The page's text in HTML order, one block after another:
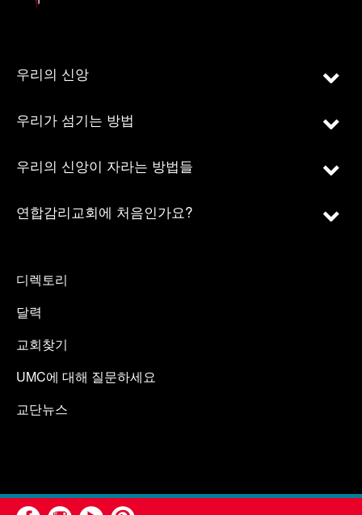
우리의 신앙
우리가 섬기는 방법
우리의 신앙이 자라는 방법들
연합감리교회에 처음인가요?
디렉토리
달력
교회찾기
UMC에 대해 질문하세요
교단뉴스